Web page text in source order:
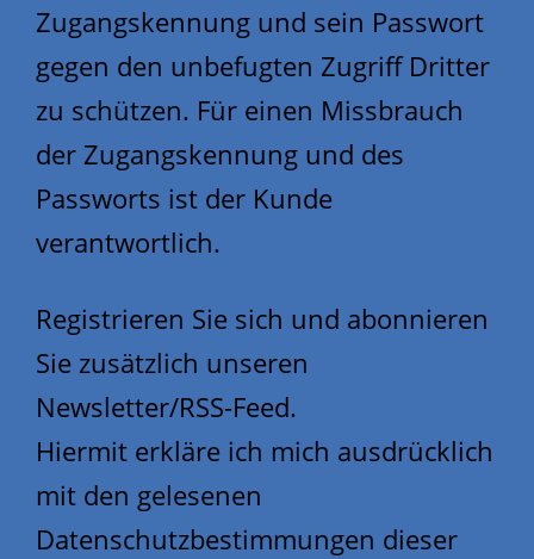
Zugangskennung und sein Passwort
gegen den unbefugten Zugriff Dritter
zu schützen. Für einen Missbrauch
der Zugangskennung und des
Passworts ist der Kunde
verantwortlich.
Registrieren Sie sich und abonnieren
Sie zusätzlich unseren
Newsletter/RSS-Feed.
Hiermit erkläre ich mich ausdrücklich
mit den gelesenen
Datenschutzbestimmungen dieser